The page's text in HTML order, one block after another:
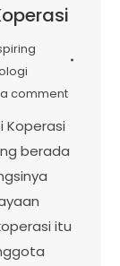
comment
Koperasi
berada
itu